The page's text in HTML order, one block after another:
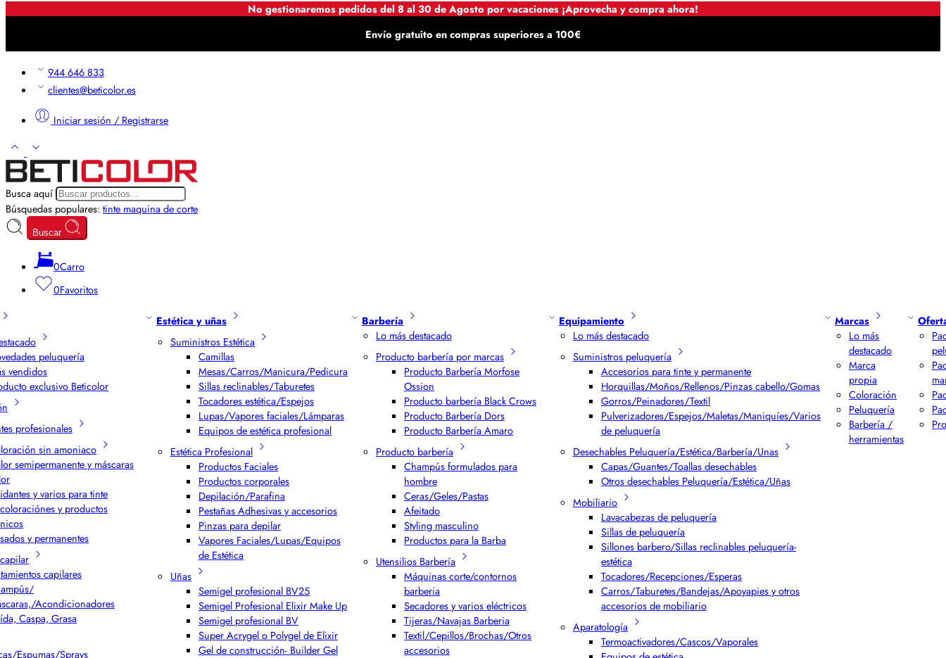
No gestionaremos pedidos del 8 al 30 de Agosto por vacaciones ¡Aprovecha y compra ahora!
Envío gratuito en compras superiores a 100€
944 646 833
clientes@beticolor.es
Iniciar sesión / Registrarse
Busca aquí
Búsquedas populares: tinte maquina de corte
Buscar
0Carro
0Favoritos
peluquería
vendidos
exclusivo Beticolor
profesionales
sin amoniaco
semipermanente y máscaras
y varios para tinte
y productos
y permanentes
capilares
Acondicionadores
Caspa, Grasa
Espumas/Sprays
Estética y uñas
Suministros Estética
Camillas
Mesas/Carros/Manicura/Pedicura
Sillas reclinables/Taburetes
Tocadores estética/Espejos
Lupas/Vapores faciales/Lámparas
Equipos de estética profesional
Estética Profesional
Productos Faciales
Productos corporales
Depilación/Parafina
Pestañas Adhesivas y accesorios
Pinzas para depilar
Vapores Faciales/Lupas/Equipos
de Estética
Uñas
Semigel profesional BV25
Semigel Profesional Elixir Make Up
Semigel profesional BV
Super Acrygel o Polygel de Elixir
Gel de construcción- Builder Gel
Barbería
Lo más destacado
Producto barbería por marcas
Producto Barbería Morfose
Ossion
Producto barbería Black Crows
Producto Barbería Dors
Producto Barbería Amaro
Producto barbería
Champús formulados para
hombre
Ceras/Geles/Pastas
Afeitado
Styling masculino
Productos para la Barba
Utensilios Barbería
Máquinas corte/contornos
barberia
Secadores y varios eléctricos
Tijeras/Navajas Barberia
Textil/Cepillos/Brochas/Otros
accesorios
Equipamiento
Lo más destacado
Suministros peluquería
Accesorios para tinte y permanente
Horquillas/Moños/Rellenos/Pinzas cabello/Gomas
Gorros/Peinadores/Textil
Pulverizadores/Espejos/Maletas/Maniquíes/Varios
de peluquería
Desechables Peluquería/Estética/Barbería/Unas
Capas/Guantes/Toallas desechables
Otros desechables Peluquería/Estética/Uñas
Mobiliario
Lavacabezas de peluquería
Sillas de peluquería
Sillones barbero/Sillas reclinables peluquería-
estética
Tocadores/Recepciones/Esperas
Carros/Taburetes/Bandejas/Apoyapies y otros
accesorios de mobiliario
Aparatología
Termoactivadores/Cascos/Vaporales
Marcas
Lo más
destacado
Marca
propia
Coloración
Peluquería
Barbería /
herramientas